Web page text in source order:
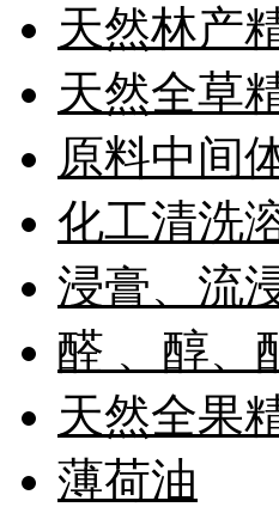
天然林产
天然全草
原料中间
化工清洗
浸膏、流
醛 、醇、
天然全果
薄荷油